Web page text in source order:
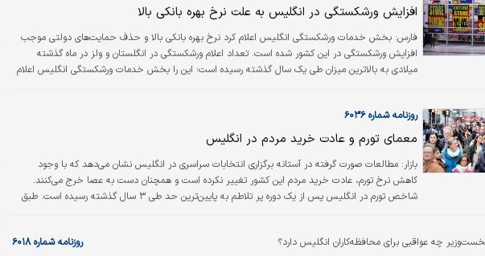
افزایش ورشکستگی در انگلیس به علت نرخ بهره بانکی بالا
فارس: بخش خدمات ورشکستگی انگلیس اعلام کرد نرخ بهره بانکی بالا و حذف حمایت‌‌‌های دولتی موجب
افزایش ورشکستگی در این کشور شده است. تعداد اعلام ورشکستگی در انگلستان و ولز در ماه گذشته
میلادی به بالاترین میزان طی یک سال گذشته رسیده است؛ این را بخش خدمات ورشکستگی انگلیس اعلام
رقم بالاترین میزان از ماه مه ۲۰۲۳ به شمار…
روزنامه شماره ۶۰۳۶
معمای تورم و عادت خرید مردم در انگلیس
بازار: مطالعات صورت گرفته در آستانه برگزاری انتخابات سراسری در انگلیس نشان می‌دهد که با وجود
کاهش نرخ تورم، عادت خرید مردم این کشور تغییر نکرده است و همچنان دست به عصا خرج می‌‌‌کنند.
شاخص تورم در انگلیس پس از یک دوره پر تلاطم به پایین‌‌‌ترین حد طی ۳ سال گذشته رسیده است. طبق
تحقیقات پژوهشکده انگلیسی کانتار حاکی…
چه عواقبی برای محافظه‌کاران انگلیس دارد؟ روزنامه شماره ۶۰۱۸